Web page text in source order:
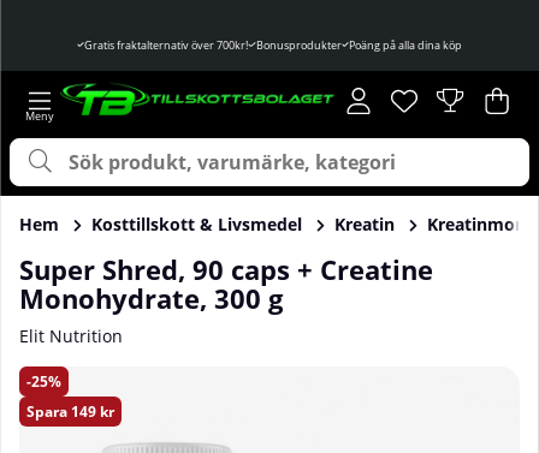
Gratis fraktalternativ över 700kr! Bonusprodukter Poäng på alla dina köp
Önskelista
Antal i
. .
Hem Kosttillskott & Livsmedel Kreatin
Super Shred, 90 caps + Creatine
Monohydrate, 300 g
Elit Nutrition
25
Spara 149 kr
Produktbilder Super Shred, 90 caps + Creatine